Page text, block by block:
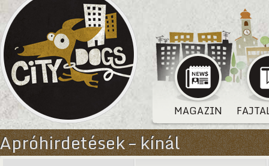
MAGAZIN
Apróhirdetések – kínál